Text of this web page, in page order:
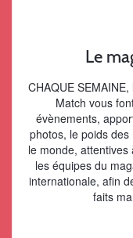
Le
CHAQUE
Match vous
évènements,
photos, le poids
le monde,
les équipes du
internationale, afin
faits